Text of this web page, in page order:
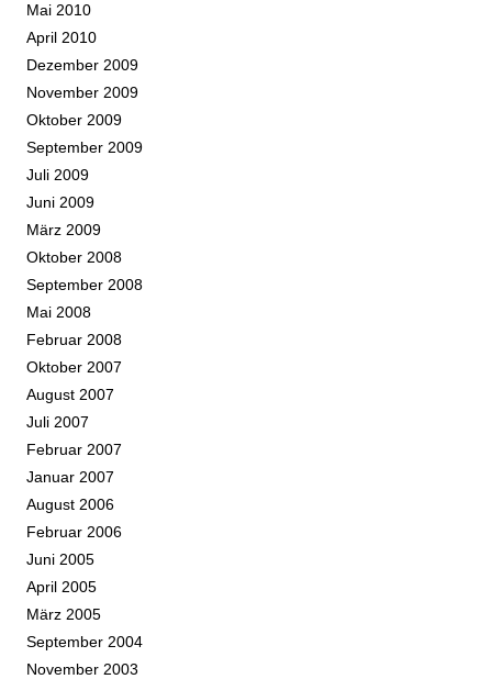
Mai 2010
April 2010
Dezember 2009
November 2009
Oktober 2009
September 2009
Juli 2009
Juni 2009
März 2009
Oktober 2008
September 2008
Mai 2008
Februar 2008
Oktober 2007
August 2007
Juli 2007
Februar 2007
Januar 2007
August 2006
Februar 2006
Juni 2005
April 2005
März 2005
September 2004
November 2003